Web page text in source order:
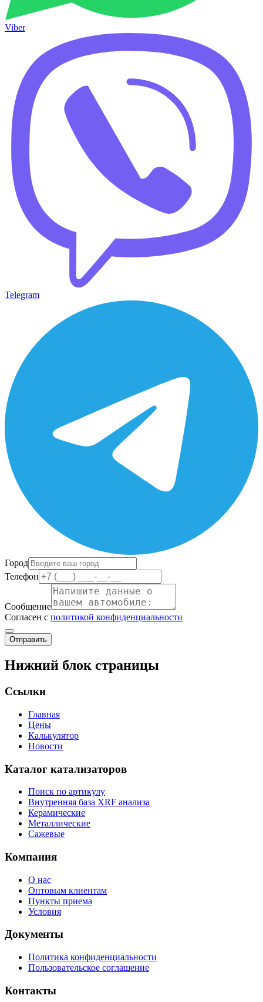
Viber
Telegram
Город
Телефон
Сообщение
Согласен с политикой конфиденциальности
Отправить
Нижний блок страницы
Ссылки
Главная
Цены
Калькулятор
Новости
Каталог катализаторов
Поиск по артикулу
Внутренняя база XRF анализа
Керамические
Металлические
Сажевые
Компания
О нас
Оптовым клиентам
Пункты приема
Условия
Документы
Политика конфиденциальности
Пользовательское соглашение
Контакты